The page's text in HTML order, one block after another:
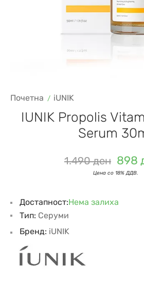
Почетна iUNIK
IUNIK Propolis
Serum
1.490ден 898
Достапност:Нема залиха
Тип: Серуми
Бренд: iUNIK